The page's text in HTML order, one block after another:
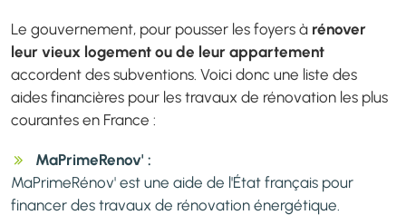
Le gouvernement, pour pousser les foyers à rénover
leur vieux logement ou de leur appartement
accordent des subventions. Voici donc une liste des
aides financières pour les travaux de rénovation les plus
courantes en France :
MaPrimeRenov' :
MaPrimeRénov' est une aide de l'État français pour
financer des travaux de rénovation énergétique.